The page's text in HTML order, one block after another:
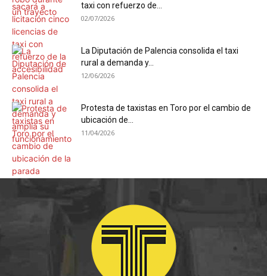
taxi con refuerzo de...
02/07/2026
La Diputación de Palencia consolida el taxi
rural a demanda y...
12/06/2026
Protesta de taxistas en Toro por el cambio de
ubicación de...
11/04/2026